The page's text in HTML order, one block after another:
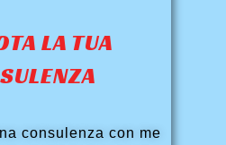
LA TUA
consulenza con me